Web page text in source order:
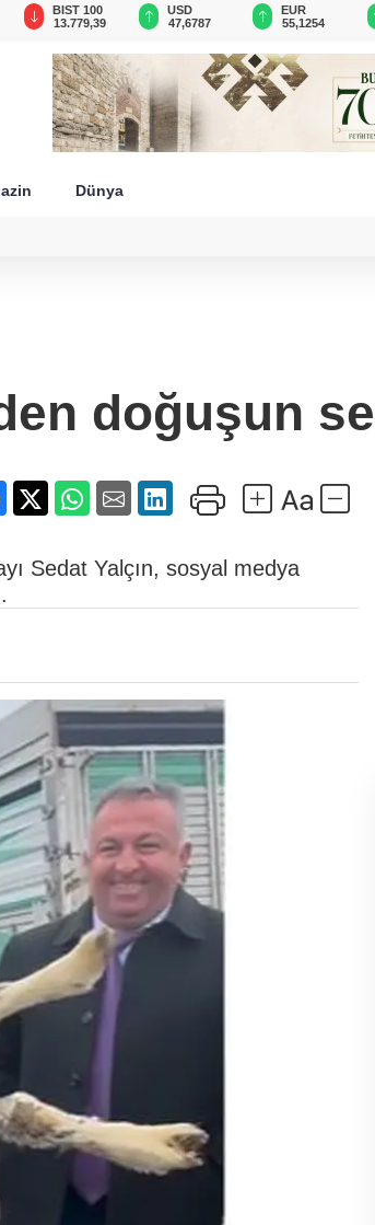
BIST 100
13.779,39
USD
47,6787
EUR
55,1254
Dünya
doğuşun
Sedat Yalçın, sosyal medya